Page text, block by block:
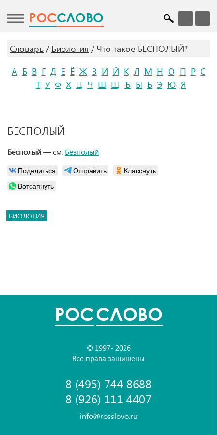
POCСЛОВО
Словарь Биология
Что такое БЕСПОЛЫЙ?
А Б В Г Д Е Ё Ж З И Й К Л М Н О П Р С
Т У Ф Х Ц Ч Ш Щ Ъ Ы Ь Э Ю Я
БЕСПОЛЫЙ
Бесполый— см. Безполый
Поделиться Отправить
Класснуть
Вотсапнуть
БИОЛОГИЯ
POCСЛОВО
© 1997- 2026
Все права защищены
8 (495) 744 8688
8 (926) 111 4407
info@rosslovo.ru